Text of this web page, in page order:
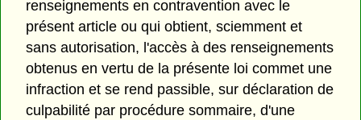
renseignements en contravention avec le
présent article ou qui obtient, sciemment et
sans autorisation, l'accès à des renseignements
obtenus en vertu de la présente loi commet une
infraction et se rend passible, sur déclaration de
culpabilité par procédure sommaire, d'une